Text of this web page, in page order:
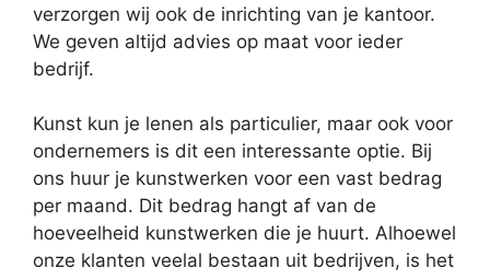
verzorgen wij ook de inrichting van je kantoor.
We geven altijd advies op maat voor ieder
bedrijf.
Kunst kun je lenen als particulier, maar ook voor
ondernemers is dit een interessante optie. Bij
ons huur je kunstwerken voor een vast bedrag
per maand. Dit bedrag hangt af van de
hoeveelheid kunstwerken die je huurt. Alhoewel
onze klanten veelal bestaan uit bedrijven, is het